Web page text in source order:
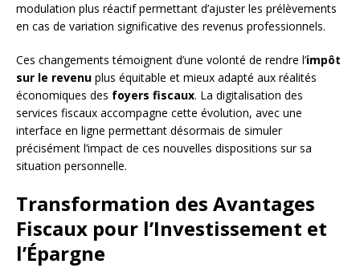
modulation plus réactif permettant d’ajuster les prélèvements
en cas de variation significative des revenus professionnels.
Ces changements témoignent d’une volonté de rendre l’impôt
sur le revenu plus équitable et mieux adapté aux réalités
économiques des foyers fiscaux. La digitalisation des
services fiscaux accompagne cette évolution, avec une
interface en ligne permettant désormais de simuler
précisément l’impact de ces nouvelles dispositions sur sa
situation personnelle.
Transformation des Avantages
Fiscaux pour l’Investissement et
l’Épargne